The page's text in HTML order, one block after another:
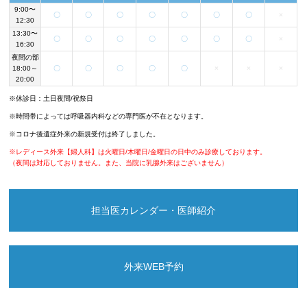
9:00〜
12:30
〇 〇 〇 〇 〇 〇 〇
13:30〜
16:30
〇 〇 〇 〇 〇 〇 〇
夜間の部
18:00～
20:00
〇 〇 〇 〇 〇
※休診日：土日夜間/祝祭日
※時間帯によっては呼吸器内科などの専門医が不在となります。
※コロナ後遺症外来の新規受付は終了しました。
※レディース外来【婦人科】は火曜日/木曜日/金曜日の日中のみ診療しております。
（夜間は対応しておりません。また、当院に乳腺外来はございません）
担当医カレンダー・医師紹介
外来WEB予約